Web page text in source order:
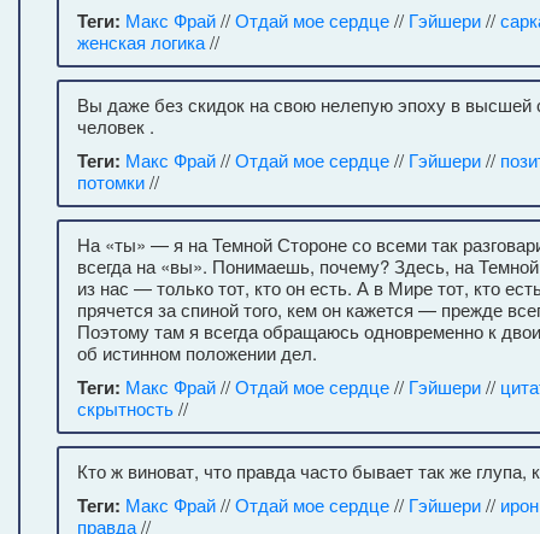
Теги: Макс Фрай//Отдай мое сердце// Гэйшери//
женская логика//
Вы даже без скидок на свою нелепую эпоху в высшей
человек .
Теги: Макс Фрай//Отдай мое сердце// Гэйшери//
потомки//
На «ты» — я на Темной Стороне со всеми так
всегда на «вы». Понимаешь, почему? Здесь, на
из нас — только тот, кто он есть. А в Мире тот, кто
прячется за спиной того, кем он кажется — прежде
Поэтому там я всегда обращаюсь одновременно к
об истинном положении дел.
Теги: Макс Фрай//Отдай мое сердце// Гэйшери//
скрытность//
Кто ж виноват, что правда часто бывает так же глупа,
Теги: Макс Фрай//Отдай мое сердце// Гэйшери//
правда//